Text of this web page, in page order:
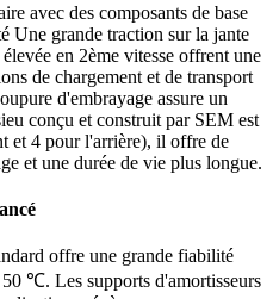
avec des composants de base
Une grande traction sur la jante
en 2ème vitesse offrent une
de chargement et de transport
d'embrayage assure un
conçu et construit par SEM est
et 4 pour l'arrière), il offre de
et une durée de vie plus longue.
offre une grande fiabilité
℃. Les supports d'amortisseurs